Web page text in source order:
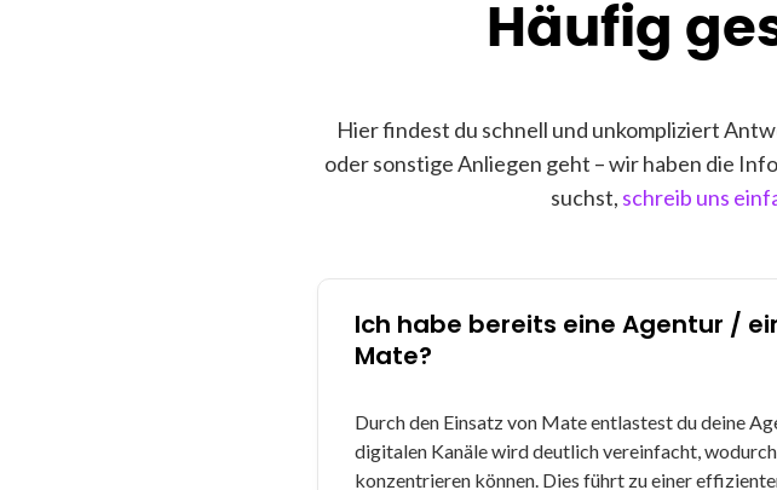
Häufig
Hier findest du schnell und unkompliziert
oder sonstige Anliegen geht – wir haben die
suchst, schreib uns
Ich habe bereits eine Agentur /
Mate?
Durch den Einsatz von Mate entlastest du deine
digitalen Kanäle wird deutlich vereinfacht,
konzentrieren können. Dies führt zu einer